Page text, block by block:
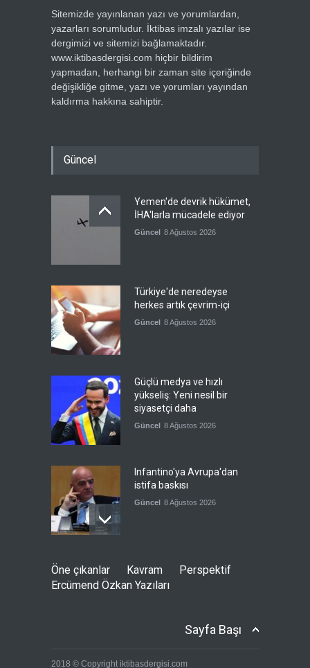
Sitemizde yayınlanan yazı ve yorumlardan,
yazarları sorumludur. İktibas imzalı yazılar ise
dergimizi ve sitemizi bağlamaktadır.
www.iktibasdergisi.com hiçbir bildirim
yapmadan, herhangi bir zaman site içeriğinde
değişikliğe gitme, yazı ve yorumları yayından
kaldırma hakkına sahiptir.
Güncel
Yemen'de devrik hükümet,
İHA'larla mücadele ediyor
Güncel 8 Ağustos 2026
Türkiye'de neredeyse
herkes artık çevrim-içi
Güncel 8 Ağustos 2026
Güçlü medya ve hızlı
yükseliş: Yeni nesil bir
siyasetçi daha
Güncel 8 Ağustos 2026
Infantino'ya Avrupa'dan
istifa baskısı
Güncel 8 Ağustos 2026
Kolombiya, solcu Petro'nun
yerine aşırı sağcı Espriella'yı
getirdi
Mekke Anlaşmasını övdü
Öne çıkanlar Kavram
Perspektif
Ercümend Özkan Yazıları
Sayfa Başı
2018 © Copyright iktibasdergisi.com